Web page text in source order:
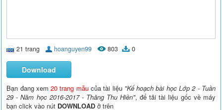
21 trang hoanguyen99 803 0
Download
Bạn đang xem20 trang mẫucủa tài liệu "Kế hoạch bài học Lớp 2 - Tuần
29 - Năm học 2016-2017 - Thăng Thu Hiền", để tải tài liệu gốc về máy
bạn click vào nút DOWNLOAD ở trên